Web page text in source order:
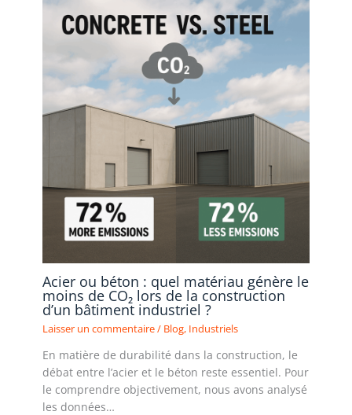
Acier ou béton : quel matériau génère le
moins de CO₂ lors de la construction
d’un bâtiment industriel ?
Laisser un commentaire/ Blog, Industriels
En matière de durabilité dans la construction, le
débat entre l’acier et le béton reste essentiel. Pour
le comprendre objectivement, nous avons analysé
les données…